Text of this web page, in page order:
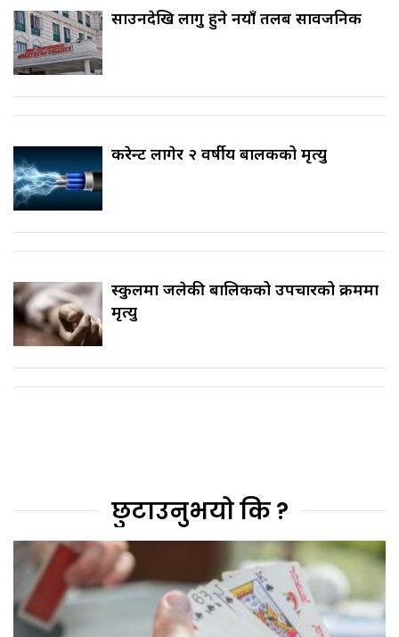
साउनदेखि लागु हुने नयाँ तलब सार्वजनिक
करेन्ट लागेर २ वर्षीय बालकको मृत्यु
स्कुलमा जलेकी बालिकको उपचारको क्रममा
मृत्यु
छुटाउनुभयो कि ?